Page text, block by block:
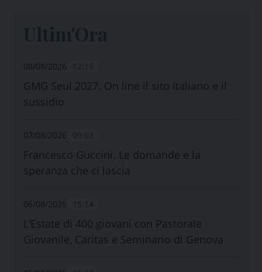
08/08/2026
GMG Seul 2027. On line il sito italiano e il
sussidio
07/08/2026
Francesco Guccini. Le domande e la
speranza che ci lascia
06/08/2026
L’Estate di 400 giovani con Pastorale
Giovanile, Caritas e Seminario di Genova